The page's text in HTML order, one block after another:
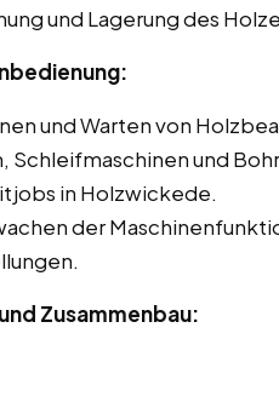
und Lagerung des
und Warten von
Schleifmaschinen und
in Holzwickede.
der
Zusammenbau: